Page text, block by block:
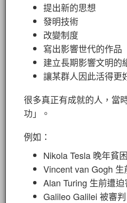
提出新的思想
發明技術
改變制度
寫出影響世代的作品
建立長期影響文明的
讓某群人因此活得更
很多真正有成就的人，當
功」。
例如：
Nikola Tesla 晚年貧困
Vincent van Gogh 生
Alan Turing 生前遭迫
Galileo Galilei 被審判